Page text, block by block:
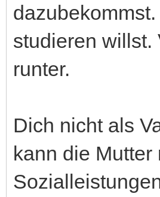
studieren willst.
runter.
Dich nicht als
kann die